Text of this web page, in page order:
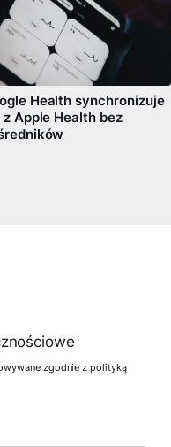
Health synchronizuje
z Apple Health bez
zgodnie z polityką